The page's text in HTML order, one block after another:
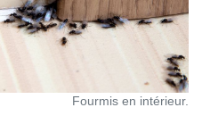
Fourmis en intérieur.